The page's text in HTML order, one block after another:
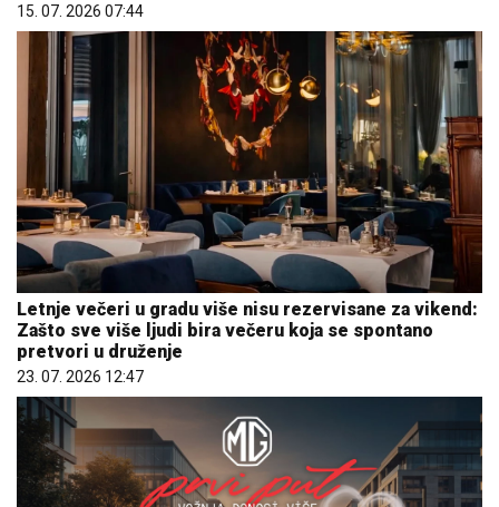
15. 07. 2026 07:44
Letnje večeri u gradu više nisu rezervisane za vikend:
Zašto sve više ljudi bira večeru koja se spontano
pretvori u druženje
23. 07. 2026 12:47